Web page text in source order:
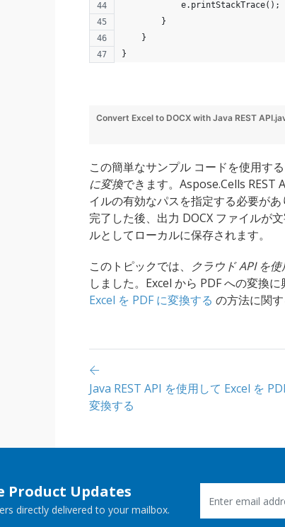
            e.printStackTrace();
        }
    }
}
Convert Excel to DOCX with Java REST
この簡単なサンプル コードを使用する
に変換できます。Aspose.Cells REST
イルの有効なパスを指定する必要が
完了した後、出力 DOCX ファイルが
ルとしてローカルに保存されます。
このトピックでは、
クラウド API を
しました。Excel から PDF への変換に
Excel を PDF に変換する の方法に関
Java REST API を使用して Excel を
変換する
Product Updates
directly delivered to your mailbox.